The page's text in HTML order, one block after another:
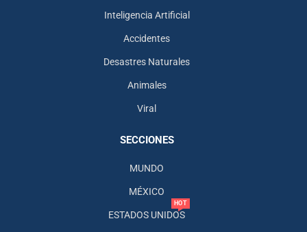
Inteligencia Artificial
Accidentes
Desastres Naturales
Animales
Viral
SECCIONES
MUNDO
MÉXICO
ESTADOS UNIDOS
HOT